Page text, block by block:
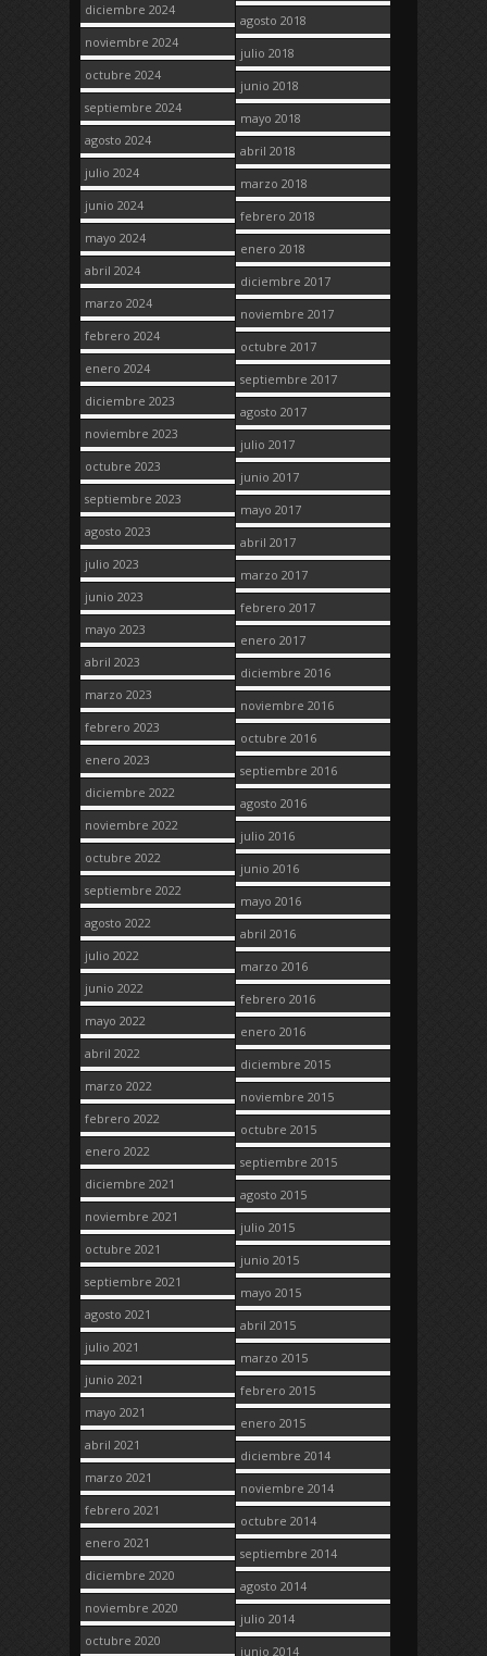
diciembre 2024
noviembre 2024
octubre 2024
septiembre 2024
agosto 2024
julio 2024
junio 2024
mayo 2024
abril 2024
marzo 2024
febrero 2024
enero 2024
diciembre 2023
noviembre 2023
octubre 2023
septiembre 2023
agosto 2023
julio 2023
junio 2023
mayo 2023
abril 2023
marzo 2023
febrero 2023
enero 2023
diciembre 2022
noviembre 2022
octubre 2022
septiembre 2022
agosto 2022
julio 2022
junio 2022
mayo 2022
abril 2022
marzo 2022
febrero 2022
enero 2022
diciembre 2021
noviembre 2021
octubre 2021
septiembre 2021
agosto 2021
julio 2021
junio 2021
mayo 2021
abril 2021
marzo 2021
febrero 2021
enero 2021
diciembre 2020
noviembre 2020
octubre 2020
agosto 2018
julio 2018
junio 2018
mayo 2018
abril 2018
marzo 2018
febrero 2018
enero 2018
diciembre 2017
noviembre 2017
octubre 2017
septiembre 2017
agosto 2017
julio 2017
junio 2017
mayo 2017
abril 2017
marzo 2017
febrero 2017
enero 2017
diciembre 2016
noviembre 2016
octubre 2016
septiembre 2016
agosto 2016
julio 2016
junio 2016
mayo 2016
abril 2016
marzo 2016
febrero 2016
enero 2016
diciembre 2015
noviembre 2015
octubre 2015
septiembre 2015
agosto 2015
julio 2015
junio 2015
mayo 2015
abril 2015
marzo 2015
febrero 2015
enero 2015
diciembre 2014
noviembre 2014
octubre 2014
septiembre 2014
agosto 2014
julio 2014
junio 2014